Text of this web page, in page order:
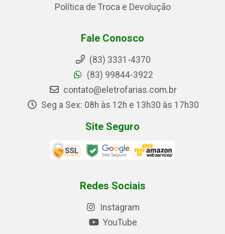
Política de Troca e Devolução
Fale Conosco
(83) 3331-4370
(83) 99844-3922
contato@eletrofarias.com.br
Seg a Sex: 08h às 12h e 13h30 às 17h30
Site Seguro
Redes Sociais
Instagram
YouTube